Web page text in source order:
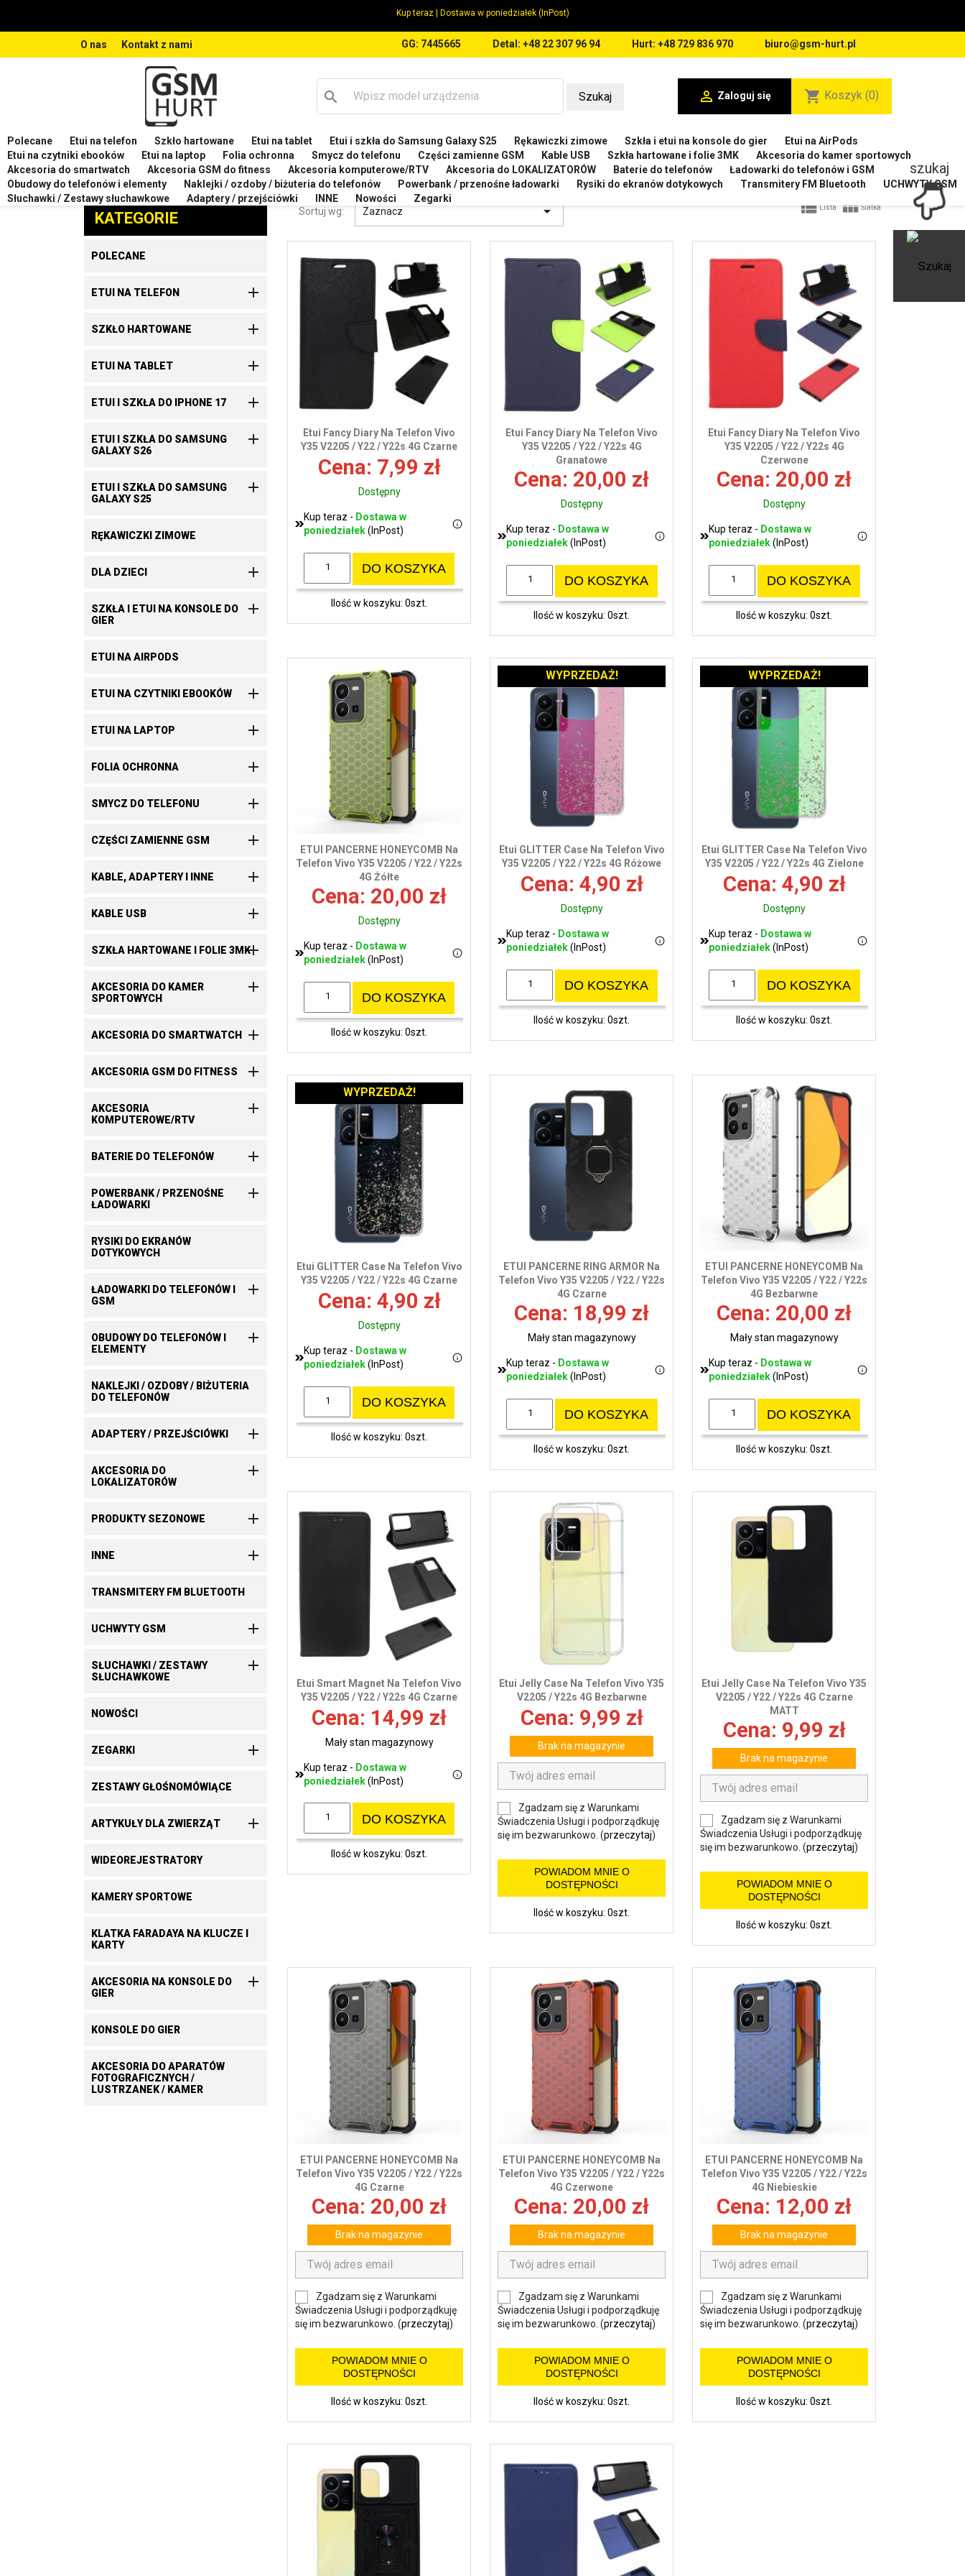
Kup teraz | Dostawa w poniedziałek (InPost)
O nas Kontakt z nami GG: 7445665 Detal: +48 22 307 96 94 Hurt: +48 729 836 970 biuro@gsm-hurt.pl
search Szukaj  Zaloguj się shopping_cart Koszyk (0)
Polecane Etui na telefon Szkło hartowane Etui na tablet Etui i szkła do Samsung Galaxy S25 Rękawiczki zimowe Szkła i etui na konsole do gier
Etui na AirPods
Etui na czytniki ebooków
Etui na laptop Folia ochronna Smycz do telefonu Części zamienne GSM Kable USB Szkła hartowane i folie 3MK
Akcesoria do kamer sportowych
Akcesoria do smartwatch
Akcesoria GSM do fitness Akcesoria komputerowe/RTV Akcesoria do LOKALIZATORÓW Baterie do telefonów
Ładowarki do telefonów i GSM
Obudowy do telefonów i elementy
Naklejki / ozdoby / biżuteria do telefonów Powerbank / przenośne ładowarki Rysiki do ekranów dotykowych Transmitery FM Bluetooth
UCHWYTY GSM
Słuchawki / Zestawy słuchawkowe
Adaptery / przejściówki INNE Nowości Zegarki
Strona główna Etui na telefon Etui na telefon VIVO Etui do Vivo Y22s 4G
Zaproponuj produkt
KATEGORIE
POLECANE
ETUI NA TELEFON 
SZKŁO HARTOWANE 
ETUI NA TABLET 
ETUI I SZKŁA DO IPHONE 17 
ETUI I SZKŁA DO SAMSUNG
GALAXY S26

ETUI I SZKŁA DO SAMSUNG
GALAXY S25

RĘKAWICZKI ZIMOWE
DLA DZIECI 
SZKŁA I ETUI NA KONSOLE DO
GIER

ETUI NA AIRPODS
ETUI NA CZYTNIKI EBOOKÓW 
ETUI NA LAPTOP 
FOLIA OCHRONNA 
SMYCZ DO TELEFONU 
CZĘŚCI ZAMIENNE GSM 
KABLE, ADAPTERY I INNE 
KABLE USB 
SZKŁA HARTOWANE I FOLIE 3MK
AKCESORIA DO KAMER
SPORTOWYCH

AKCESORIA DO SMARTWATCH 
AKCESORIA GSM DO FITNESS 
AKCESORIA
KOMPUTEROWE/RTV

BATERIE DO TELEFONÓW 
POWERBANK / PRZENOŚNE
ŁADOWARKI

RYSIKI DO EKRANÓW
DOTYKOWYCH
ŁADOWARKI DO TELEFONÓW I
GSM

OBUDOWY DO TELEFONÓW I
ELEMENTY

NAKLEJKI / OZDOBY / BIŻUTERIA
DO TELEFONÓW
ADAPTERY / PRZEJŚCIÓWKI 
AKCESORIA DO
LOKALIZATORÓW

PRODUKTY SEZONOWE 
INNE 
TRANSMITERY FM BLUETOOTH
UCHWYTY GSM 
SŁUCHAWKI / ZESTAWY
SŁUCHAWKOWE

NOWOŚCI
ZEGARKI 
ZESTAWY GŁOŚNOMÓWIĄCE
ARTYKUŁY DLA ZWIERZĄT 
WIDEOREJESTRATORY
KAMERY SPORTOWE
KLATKA FARADAYA NA KLUCZE I
KARTY
AKCESORIA NA KONSOLE DO
GIER

KONSOLE DO GIER
AKCESORIA DO APARATÓW
FOTOGRAFICZNYCH /
LUSTRZANEK / KAMER
ETUI DO VIVO Y22S 4G
Sortuj wg: Zaznacz   Lista  Siatka
Etui Fancy Diary Na Telefon Vivo
Y35 V2205 / Y22 / Y22s 4G Czarne
Cena: 7,99 zł
Dostępny
Kup teraz - Dostawa w
poniedziałek(InPost)
DO KOSZYKA
Ilość w koszyku: 0szt.
Etui Fancy Diary Na Telefon Vivo
Y35 V2205 / Y22 / Y22s 4G
Granatowe
Cena: 20,00 zł
Dostępny
Kup teraz - Dostawa w
poniedziałek(InPost)
DO KOSZYKA
Ilość w koszyku: 0szt.
Etui Fancy Diary Na Telefon Vivo
Y35 V2205 / Y22 / Y22s 4G
Czerwone
Cena: 20,00 zł
Dostępny
Kup teraz - Dostawa w
poniedziałek(InPost)
DO KOSZYKA
Ilość w koszyku: 0szt.
ETUI PANCERNE HONEYCOMB Na
Telefon Vivo Y35 V2205 / Y22 / Y22s
4G Żółte
Cena: 20,00 zł
Dostępny
Kup teraz - Dostawa w
poniedziałek(InPost)
DO KOSZYKA
Ilość w koszyku: 0szt.
Etui GLITTER Case Na Telefon Vivo
Y35 V2205 / Y22 / Y22s 4G Różowe
Cena: 4,90 zł
Dostępny
Kup teraz - Dostawa w
poniedziałek(InPost)
DO KOSZYKA
Ilość w koszyku: 0szt.
WYPRZEDAŻ!
Etui GLITTER Case Na Telefon Vivo
Y35 V2205 / Y22 / Y22s 4G Zielone
Cena: 4,90 zł
Dostępny
Kup teraz - Dostawa w
poniedziałek(InPost)
DO KOSZYKA
Ilość w koszyku: 0szt.
WYPRZEDAŻ!
Etui GLITTER Case Na Telefon Vivo
Y35 V2205 / Y22 / Y22s 4G Czarne
Cena: 4,90 zł
Dostępny
Kup teraz - Dostawa w
poniedziałek(InPost)
DO KOSZYKA
Ilość w koszyku: 0szt.
WYPRZEDAŻ!
ETUI PANCERNE RING ARMOR Na
Telefon Vivo Y35 V2205 / Y22 / Y22s
4G Czarne
Cena: 18,99 zł
Mały stan magazynowy
Kup teraz - Dostawa w
poniedziałek(InPost)
DO KOSZYKA
Ilość w koszyku: 0szt.
ETUI PANCERNE HONEYCOMB Na
Telefon Vivo Y35 V2205 / Y22 / Y22s
4G Bezbarwne
Cena: 20,00 zł
Mały stan magazynowy
Kup teraz - Dostawa w
poniedziałek(InPost)
DO KOSZYKA
Ilość w koszyku: 0szt.
Etui Smart Magnet Na Telefon Vivo
Y35 V2205 / Y22 / Y22s 4G Czarne
Cena: 14,99 zł
Mały stan magazynowy
Kup teraz - Dostawa w
poniedziałek(InPost)
DO KOSZYKA
Ilość w koszyku: 0szt.
Etui Jelly Case Na Telefon Vivo Y35
V2205 / Y22s 4G Bezbarwne
Cena: 9,99 zł
Brak na magazynie
Zgadzam się z Warunkami
Świadczenia Usługi i podporządkuję
się im bezwarunkowo. (przeczytaj)
POWIADOM MNIE O
DOSTĘPNOŚCI
Ilość w koszyku: 0szt.
Etui Jelly Case Na Telefon Vivo Y35
V2205 / Y22 / Y22s 4G Czarne
MATT
Cena: 9,99 zł
Brak na magazynie
Zgadzam się z Warunkami
Świadczenia Usługi i podporządkuję
się im bezwarunkowo. (przeczytaj)
POWIADOM MNIE O
DOSTĘPNOŚCI
Ilość w koszyku: 0szt.
ETUI PANCERNE HONEYCOMB Na
Telefon Vivo Y35 V2205 / Y22 / Y22s
4G Czarne
Cena: 20,00 zł
Brak na magazynie
Zgadzam się z Warunkami
Świadczenia Usługi i podporządkuję
się im bezwarunkowo. (przeczytaj)
POWIADOM MNIE O
DOSTĘPNOŚCI
Ilość w koszyku: 0szt.
ETUI PANCERNE HONEYCOMB Na
Telefon Vivo Y35 V2205 / Y22 / Y22s
4G Czerwone
Cena: 20,00 zł
Brak na magazynie
Zgadzam się z Warunkami
Świadczenia Usługi i podporządkuję
się im bezwarunkowo. (przeczytaj)
POWIADOM MNIE O
DOSTĘPNOŚCI
Ilość w koszyku: 0szt.
ETUI PANCERNE HONEYCOMB Na
Telefon Vivo Y35 V2205 / Y22 / Y22s
4G Niebieskie
Cena: 12,00 zł
Brak na magazynie
Zgadzam się z Warunkami
Świadczenia Usługi i podporządkuję
się im bezwarunkowo. (przeczytaj)
POWIADOM MNIE O
DOSTĘPNOŚCI
Ilość w koszyku: 0szt.
szukaj